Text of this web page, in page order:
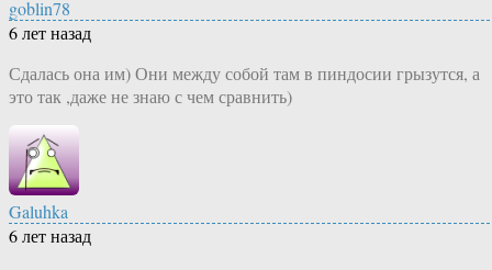
goblin78
6 лет назад
Сдалась она им) Они между собой там в пиндосии грызутся, а
это так ,даже не знаю с чем сравнить)
Galuhka
6 лет назад